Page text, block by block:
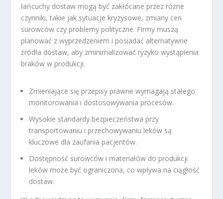
łańcuchy dostaw mogą być zakłócane przez różne
czynniki, takie jak sytuacje kryzysowe, zmiany cen
surowców czy problemy polityczne. Firmy muszą
planować z wyprzedzeniem i posiadać alternatywne
źródła dostaw, aby zminimalizować ryzyko wystąpienia
braków w produkcji.
Zmieniające się przepisy prawne wymagają stałego
monitorowania i dostosowywania procesów.
Wysokie standardy bezpieczeństwa przy
transportowaniu i przechowywaniu leków są
kluczowe dla zaufania pacjentów.
Dostępność surowców i materiałów do produkcji
leków może być ograniczona, co wpływa na ciągłość
dostaw.